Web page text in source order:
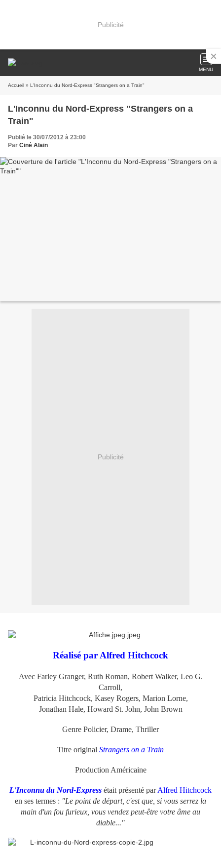
Publicité
MENU
Accueil » L'Inconnu du Nord-Express "Strangers on a Train"
L'Inconnu du Nord-Express "Strangers on a
Train"
Publié le 30/07/2012 à 23:00
Par Ciné Alain
Publicité
Réalisé par Alfred Hitchcock
Avec Farley Granger, Ruth Roman, Robert Walker, Leo G.
Carroll,
Patricia Hitchcock, Kasey Rogers, Marion Lorne,
Jonathan Hale, Howard St. John, John Brown
Genre Policier, Drame, Thriller
Titre original Strangers on a Train
Production Américaine
L'Inconnu du Nord-Express était présenté parAlfred Hitchcock
en ses termes : "Le point de départ, c'est que, si vous serrez la
main d'un fou furieux, vous vendez peut-être votre âme au
diable..."